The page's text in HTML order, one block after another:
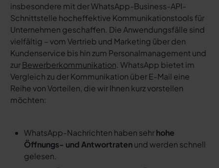
insbesondere mit der WhatsApp-Business-API-
Schnittstelle hocheffektive Kommunikationstools für
Unternehmen geschaffen. Die Anwendungsfälle sind
vielfältig – vom Vertrieb und Marketing über den
Kundenservice bis hin zum Personalmanagement und
zurBewerberkommunikation. WhatsApp bietet im
Vergleich zu der Kommunikation über E-Mail eine
Reihe von Vorteilen, die wir Ihnen kurz vorstellen
möchten:
WhatsApp-Nachrichten haben sehrhohe
Öffnungs- und Antwortratenund werden schnell
gelesen.